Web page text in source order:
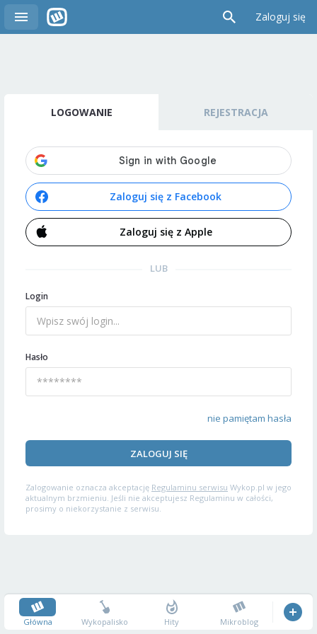
Zaloguj się
LOGOWANIE REJESTRACJA
Zaloguj się z Facebook
Zaloguj się z Apple
LUB
Login
Hasło
nie pamiętam hasła
ZALOGUJ SIĘ
Zalogowanie oznacza akceptację Regulaminu serwisu Wykop.pl w jego
aktualnym brzmieniu. Jeśli nie akceptujesz Regulaminu w całości,
prosimy o niekorzystanie z serwisu.
Główna Wykopalisko Hity Mikroblog